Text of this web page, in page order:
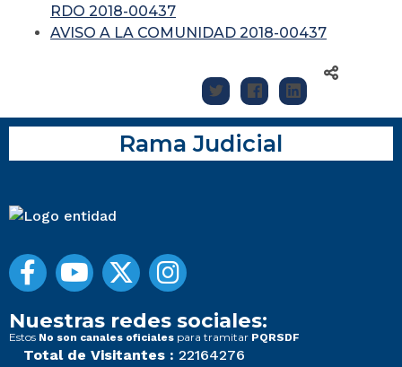
RDO 2018-00437
AVISO A LA COMUNIDAD 2018-00437
Rama Judicial
Nuestras redes sociales:
Estos No son canales oficiales para tramitar PQRSDF
Total de Visitantes : 22164276